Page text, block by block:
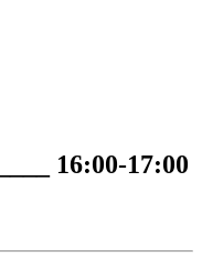
16:00-17:00